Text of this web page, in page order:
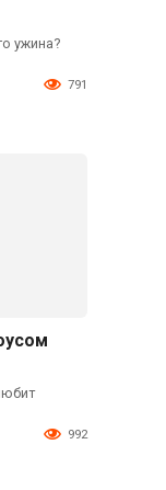
ужина?
791
992